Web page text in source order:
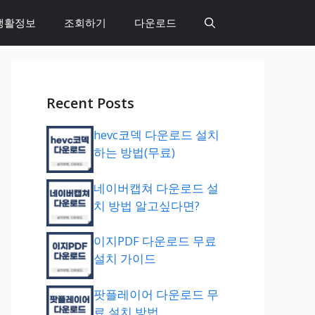
활정보 조회하기 다운로드
Recent Posts
hevc코덱 다운로드 설치
하는 방법(무료)
네이버캡쳐 다운로드 설
치 방법 알고싶다면?
이지PDF 다운로드 무료
설치 가이드
팟플레이어 다운로드 무
료 설치 방법